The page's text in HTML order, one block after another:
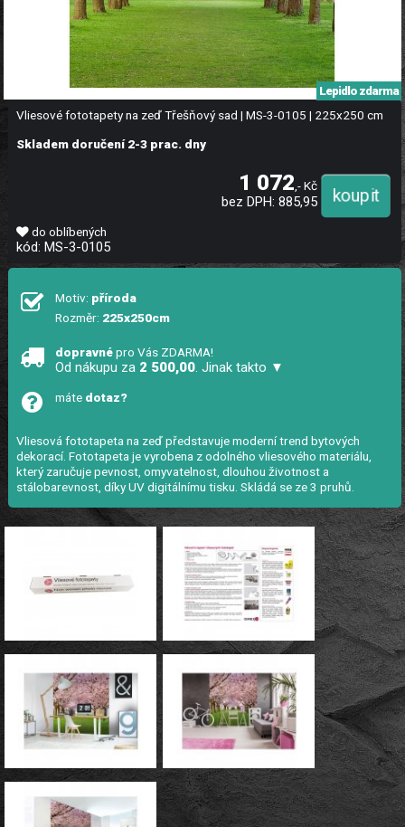
Vliesové fototapety na zeď Třešňový sad | MS-3-0105 | 225x250 cm
Lepidlo zdarma
Skladem doručení 2-3 prac. dny
1 072,- Kč
bez DPH: 885,95
do oblíbených
kód: MS-3-0105
Motiv: příroda
Rozměr: 225x250cm
dopravnépro Vás ZDARMA!
Od nákupu za 2 500,00. Jinak takto ▼
máte dotaz?
Vliesová fototapeta na zeď představuje moderní trend bytových
dekorací. Fototapeta je vyrobena z odolného vliesového materiálu,
který zaručuje pevnost, omyvatelnost, dlouhou životnost a
stálobarevnost, díky UV digitálnímu tisku. Skládá se ze 3 pruhů.